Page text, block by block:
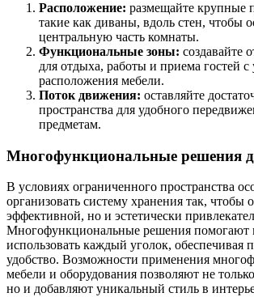
Расположение: размещайте крупные
такие как диваны, вдоль стен, чтобы
центральную часть комнаты.
Функциональные зоны: создавайте
для отдыха, работы и приема гостей с
расположения мебели.
Поток движения: оставляйте
пространства для удобного
предметам.
Многофункциональные решения
В условиях ограниченного пространства
организовать систему хранения так, чтобы
эффективной, но и эстетически
Многофункциональные решения помогают
использовать каждый уголок, обеспечивая
удобство. Возможности применения
мебели и оборудования позволяют не
но и добавляют уникальный стиль в